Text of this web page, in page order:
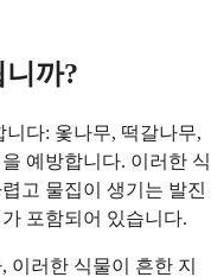
까?
다: 옻나무, 떡갈나무,
예방합니다. 이러한 식
고 물집이 생기는 발진
포함되어 있습니다.
이러한 식물이 흔한 지